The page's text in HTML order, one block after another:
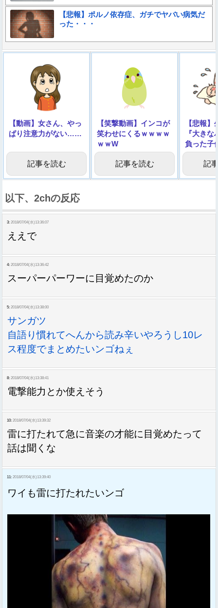
【悲報】ポルノ依存症、ガチでヤバい病気だ
った・・・
【動画】女さん、やっ
ぱり注意力がない……
記事を読む
【笑撃動画】インコが
笑わせにくるｗｗｗｗ
ｗｗW
記事を読む
【悲報
『大き
負った子
像】
記
以下、2chの反応
3: 2018/07/04(水)13:36:07
ええで
4: 2018/07/04(水)13:36:42
スーパーパーワーに目覚めたのか
5: 2018/07/04(水)13:38:00
サンガツ
自語り慣れてへんから読み辛いやろうし10レ
ス程度でまとめたいンゴねぇ
8: 2018/07/04(水)13:38:41
電撃能力とか使えそう
10: 2018/07/04(水)13:39:32
雷に打たれて急に音楽の才能に目覚めたって
話は聞くな
11: 2018/07/04(水)13:39:40
ワイも雷に打たれたいンゴ